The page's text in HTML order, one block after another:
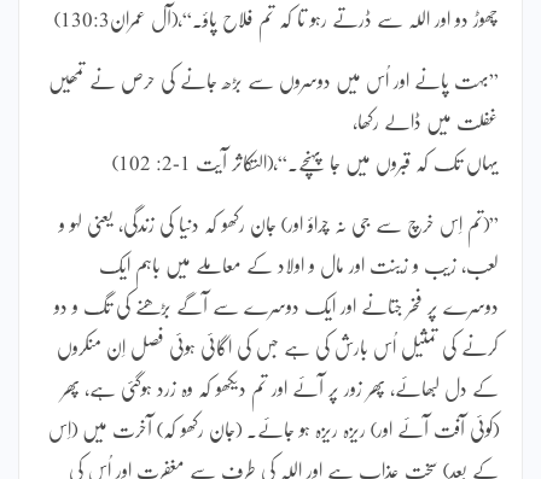
چھوڑ دو اور اللہ سے ڈرتے رہو تا کہ تم فلاح پاؤ۔“،(آل عمران130:3)
”بہت پانے اور اُس میں دوسروں سے بڑھ جانے کی حرص نے تمھیں
غفلت میں ڈالے رکھا،
یہاں تک کہ قبروں میں جا پہنچے۔“،(التکاثر آیت 1-2: 102)
”(تم اِس خرچ سے جی نہ چراؤ اور) جان رکھو کہ دنیا کی زندگی، یعنی لہو و
لعب، زیب و زینت اور مال و اولاد کے معاملے میں باہم ایک
دوسرے پر فخر جتانے اور ایک دوسرے سے آگے بڑھنے کی تگ و دو
کرنے کی تمثیل اُس بارش کی ہے جس کی اگائی ہوئی فصل اِن منکروں
کے دل لبھائے، پھر زور پر آئے اور تم دیکھو کہ وہ زرد ہوگئی ہے، پھر
(کوئی آفت آئے اور) ریزہ ریزہ ہو جائے۔ (جان رکھو کہ) آخرت میں (اِس
کے بعد) سخت عذاب ہے اور اللہ کی طرف سے مغفرت اور اُس کی